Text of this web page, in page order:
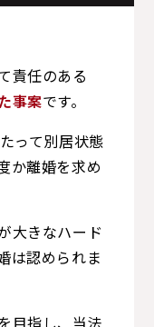
責任のある
事案です。
って別居状態
か離婚を求め
大きなハード
は認められま
目指し、当法